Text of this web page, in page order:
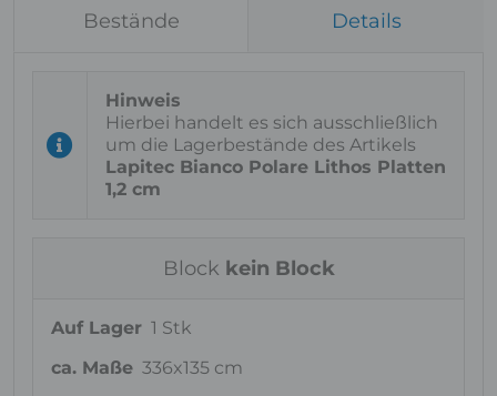
Bestände Details
Hierbei handelt es sich ausschließlich
um die Lagerbestände des Artikels
Lapitec Bianco Polare Lithos Platten
1,2 cm
Block kein Block
Auf Lager 1 Stk
ca. Maße 336x135 cm